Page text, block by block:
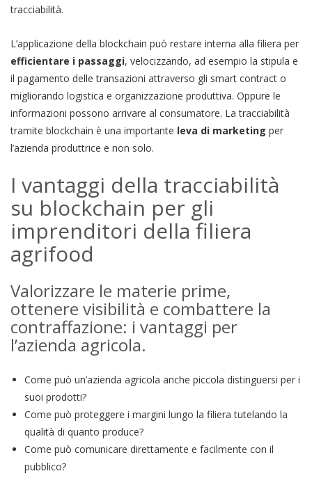
tracciabilità.
L’applicazione della blockchain può restare interna alla filiera per
efficientare i passaggi, velocizzando, ad esempio la stipula e
il pagamento delle transazioni attraverso gli smart contract o
migliorando logistica e organizzazione produttiva. Oppure le
informazioni possono arrivare al consumatore. La tracciabilità
tramite blockchain è una importante leva di marketing per
l’azienda produttrice e non solo.
I vantaggi della tracciabilità
su blockchain per gli
imprenditori della filiera
agrifood
Valorizzare le materie prime,
ottenere visibilità e combattere la
contraffazione: i vantaggi per
l’azienda agricola.
Come può un’azienda agricola anche piccola distinguersi per i
suoi prodotti?
Come può proteggere i margini lungo la filiera tutelando la
qualità di quanto produce?
Come può comunicare direttamente e facilmente con il
pubblico?